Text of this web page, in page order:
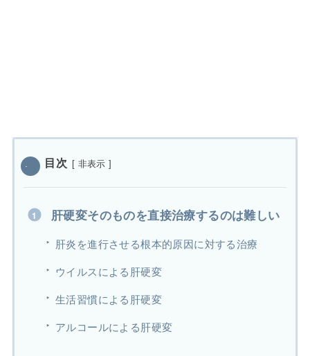
目次 [ 非表示 ]
肝硬変そのものを直接治療するのは難しい
肝炎を進行させる根本的原因に対する治療
ウイルスによる肝硬変
生活習慣による肝硬変
アルコールによる肝硬変